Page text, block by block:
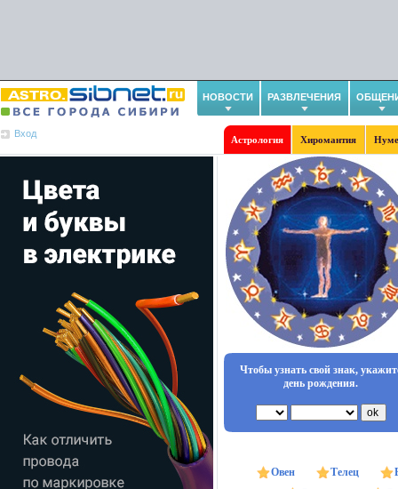
НОВОСТИ РАЗВЛЕЧЕНИЯ
Вход
Астрология Хиромантия
Чтобы узнать свой знак,
день рождения.
Овен Телец